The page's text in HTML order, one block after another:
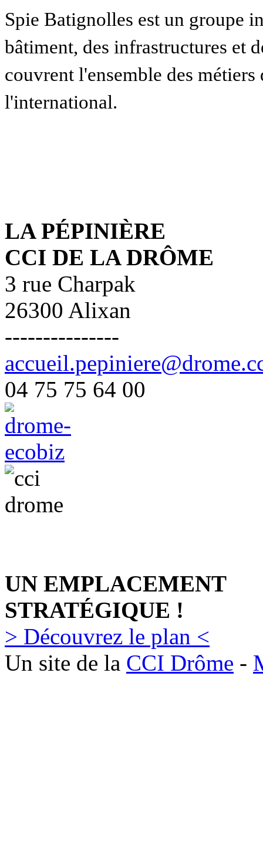
Spie Batignolles est un groupe
bâtiment, des infrastructures et
couvrent l'ensemble des métiers
l'international.
LA PÉPINIÈRE
CCI DE LA DRÔME
3 rue Charpak
26300 Alixan
---------------
04 75 75 64 00
UN EMPLACEMENT
STRATÉGIQUE !
> Découvrez le plan <
Un site de la CCI Drôme -